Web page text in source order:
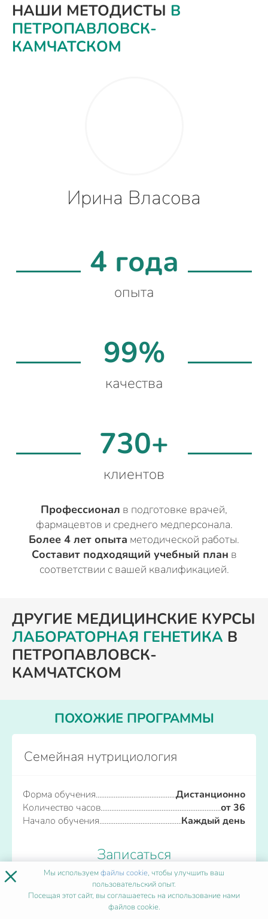
НАШИ МЕТОДИСТЫ В
ПЕТРОПАВЛОВСК-
КАМЧАТСКОМ
Ирина Власова
4 года
опыта
99%
качества
730+
клиентов
Профессионал в подготовке врачей,
фармацевтов и среднего медперсонала.
Более 4 лет опыта методической работы.
Составит подходящий учебный план в
соответствии с вашей квалификацией.
ДРУГИЕ МЕДИЦИНСКИЕ КУРСЫ
ЛАБОРАТОРНАЯ ГЕНЕТИКА В
ПЕТРОПАВЛОВСК-
КАМЧАТСКОМ
ПОХОЖИЕ ПРОГРАММЫ
Семейная нутрициология
Форма обучения
Дистанционно
Количество часов
от 36
Начало обучения
Каждый день
Записаться
Сенсорная интеграция
× Мы используемфайлы cookie, чтобы улучшить ваш
пользовательский опыт.
Посещая этот сайт, вы соглашаетесь на использование нами
файлов cookie.